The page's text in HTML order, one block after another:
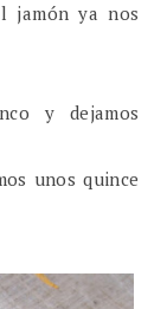
jamón ya nos
y dejamos
unos quince